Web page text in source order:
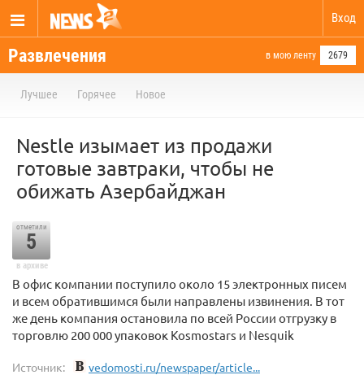
Вход
Развлечения в мою ленту 2679
Лучшее Горячее Новое
Nestle изымает из продажи
готовые завтраки, чтобы не
обижать Азербайджан
отметили
5
в архиве
В офис компании поступило около 15 электронных писем
и всем обратившимся были направлены извинения. В тот
же день компания остановила по всей России отгрузку в
торговлю 200 000 упаковок Kosmostars и Nesquik
Источник: vedomosti.ru/newspaper/article...